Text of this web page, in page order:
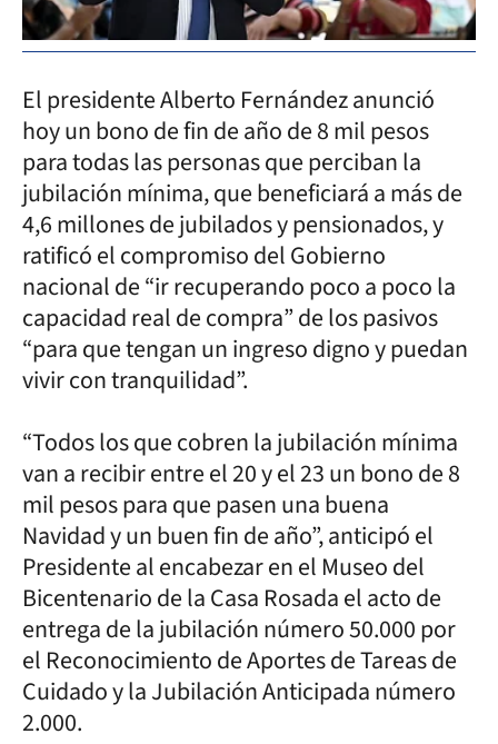
El presidente Alberto Fernández anunció
hoy un bono de fin de año de 8 mil pesos
para todas las personas que perciban la
jubilación mínima, que beneficiará a más de
4,6 millones de jubilados y pensionados, y
ratificó el compromiso del Gobierno
nacional de “ir recuperando poco a poco la
capacidad real de compra” de los pasivos
“para que tengan un ingreso digno y puedan
vivir con tranquilidad”.
“Todos los que cobren la jubilación mínima
van a recibir entre el 20 y el 23 un bono de 8
mil pesos para que pasen una buena
Navidad y un buen fin de año”, anticipó el
Presidente al encabezar en el Museo del
Bicentenario de la Casa Rosada el acto de
entrega de la jubilación número 50.000 por
el Reconocimiento de Aportes de Tareas de
Cuidado y la Jubilación Anticipada número
2.000.